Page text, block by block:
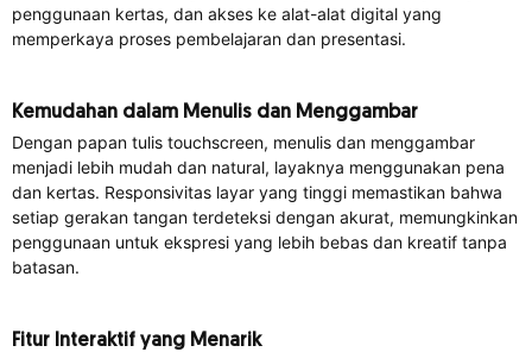
penggunaan kertas, dan akses ke alat-alat digital yang
memperkaya proses pembelajaran dan presentasi.
Kemudahan dalam Menulis dan Menggambar
Dengan papan tulis touchscreen, menulis dan menggambar
menjadi lebih mudah dan natural, layaknya menggunakan pena
dan kertas. Responsivitas layar yang tinggi memastikan bahwa
setiap gerakan tangan terdeteksi dengan akurat, memungkinkan
penggunaan untuk ekspresi yang lebih bebas dan kreatif tanpa
batasan.
Fitur Interaktif yang Menarik